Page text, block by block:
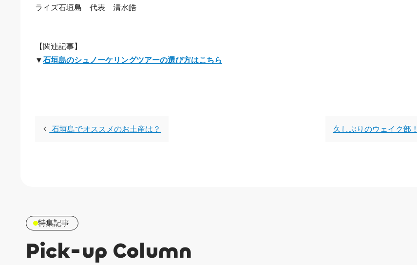
ライズ石垣島 代表 清水皓
【関連記事】
▼石垣島のシュノーケリングツアーの選び方はこちら
石垣島でオススメのお土産は？ 久しぶりのウェイク部！
特集記事
Pick-up Column